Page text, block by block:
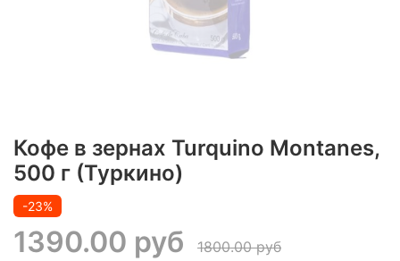
Кофе в зернах Turquino Montanes,
500 г (Туркино)
-23%
1390.00 руб 1800.00 руб